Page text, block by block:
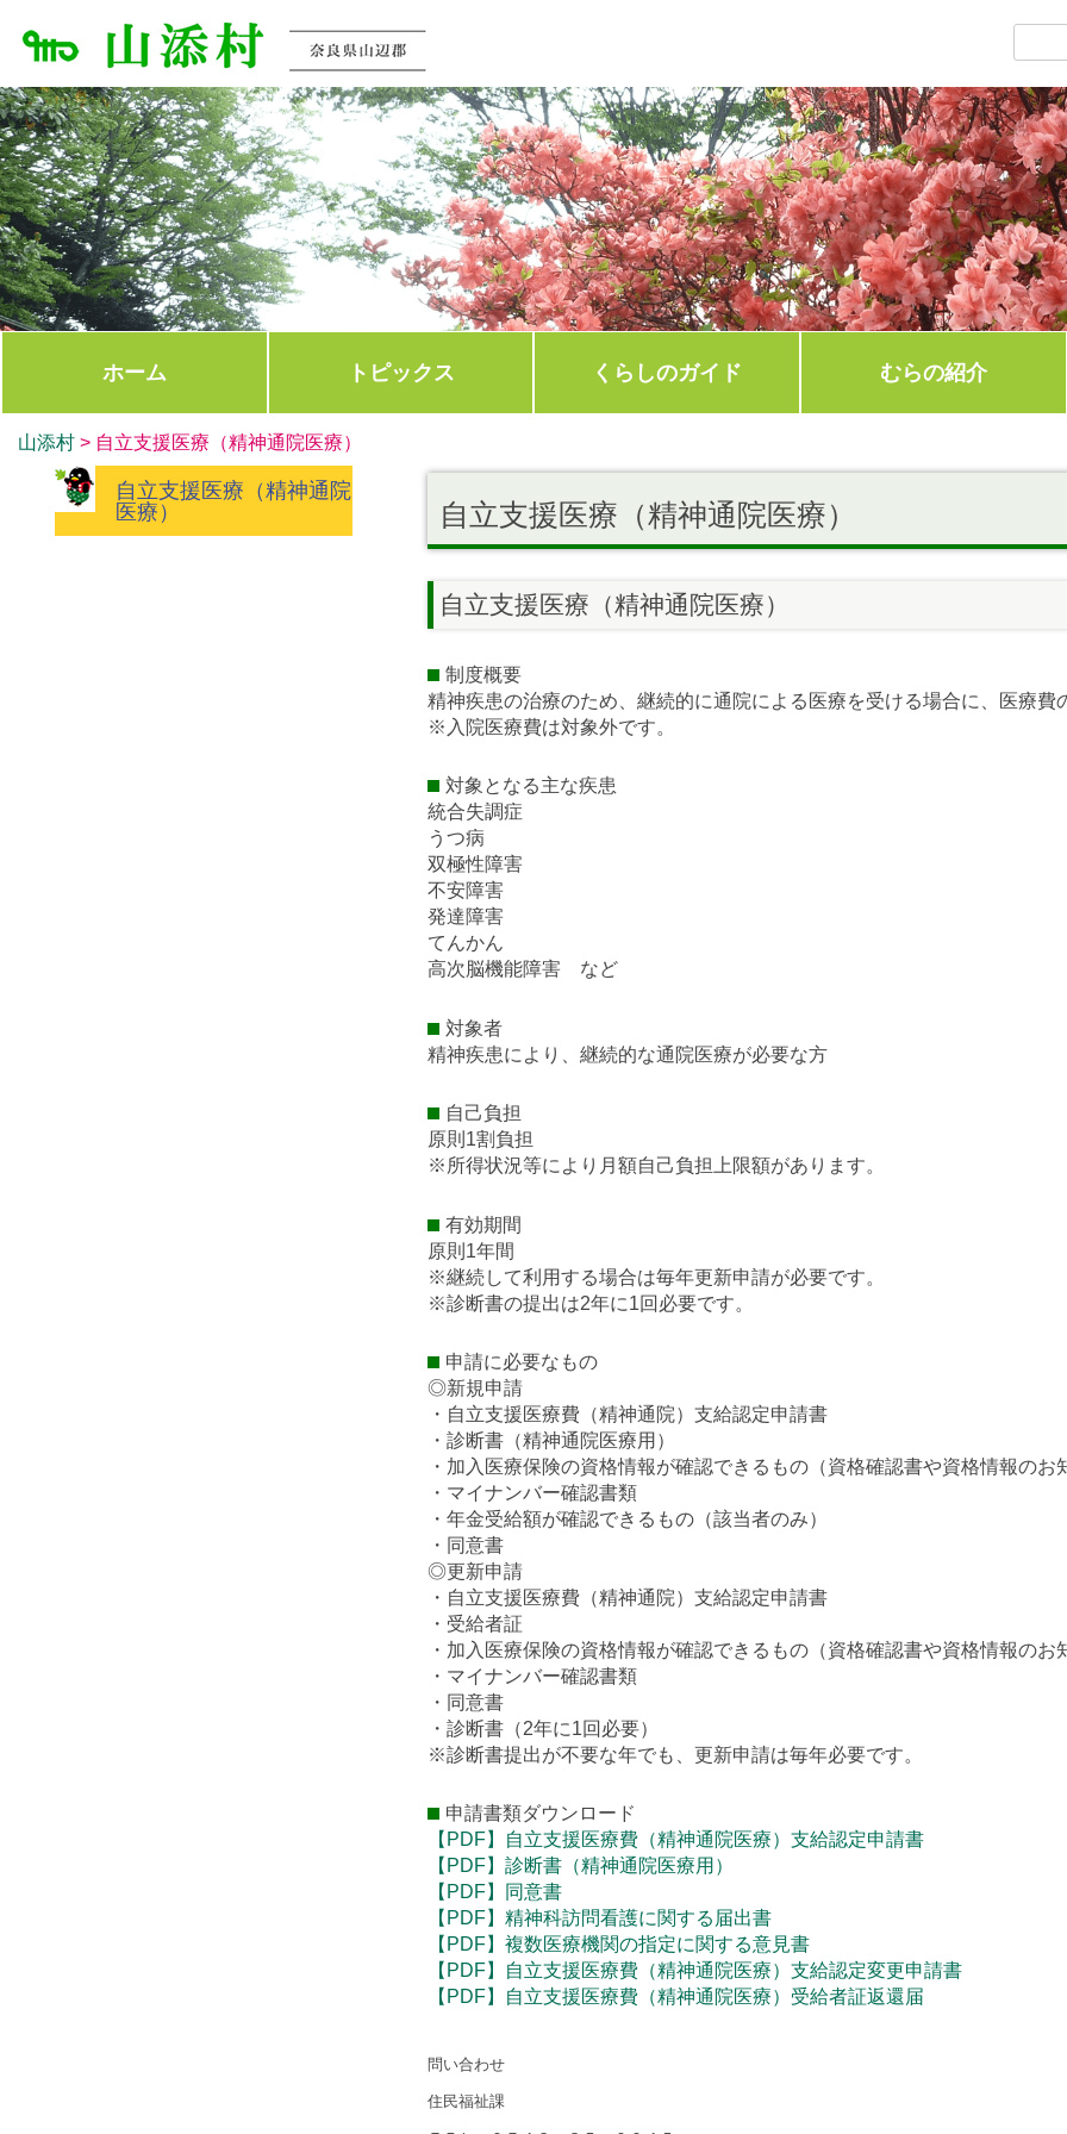
ホーム トピックス くらしのガイド むらの紹介
山添村 > 自立支援医療（精神通院医療）
自立支援医療（精神通院医療）
自立支援医療（精神通院医療）
制度概要
精神疾患の治療のため、継続的に通院による医療を受ける場合に、医療費
※入院医療費は対象外です。
対象となる主な疾患
統合失調症
うつ病
双極性障害
不安障害
発達障害
てんかん
高次脳機能障害 など
対象者
精神疾患により、継続的な通院医療が必要な方
自己負担
原則1割負担
※所得状況等により月額自己負担上限額があります。
有効期間
原則1年間
※継続して利用する場合は毎年更新申請が必要です。
※診断書の提出は2年に1回必要です。
申請に必要なもの
◎新規申請
・自立支援医療費（精神通院）支給認定申請書
・診断書（精神通院医療用）
・加入医療保険の資格情報が確認できるもの（資格確認書や資格情報のお
・マイナンバー確認書類
・年金受給額が確認できるもの（該当者のみ）
・同意書
◎更新申請
・自立支援医療費（精神通院）支給認定申請書
・受給者証
・加入医療保険の資格情報が確認できるもの（資格確認書や資格情報のお
・マイナンバー確認書類
・同意書
・診断書（2年に1回必要）
※診断書提出が不要な年でも、更新申請は毎年必要です。
申請書類ダウンロード
【PDF】自立支援医療費（精神通院医療）支給認定申請書
【PDF】診断書（精神通院医療用）
【PDF】同意書
【PDF】精神科訪問看護に関する届出書
【PDF】複数医療機関の指定に関する意見書
【PDF】自立支援医療費（精神通院医療）支給認定変更申請書
【PDF】自立支援医療費（精神通院医療）受給者証返還届
問い合わせ
住民福祉課
自立支援医療（精神通院
医療）